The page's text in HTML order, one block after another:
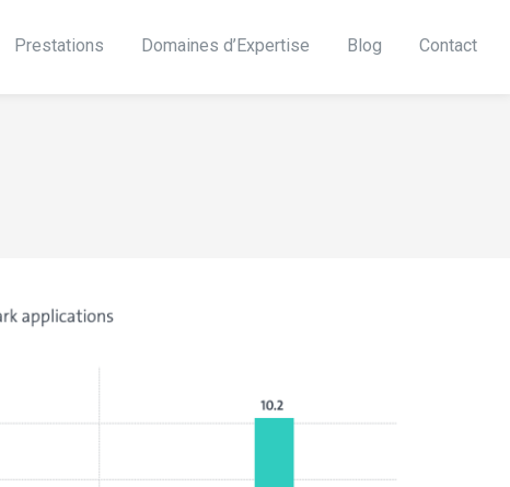
Prestations Domaines d’Expertise Blog Contact